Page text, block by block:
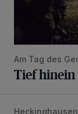
Am Tag des
Tief
Heckinghausen